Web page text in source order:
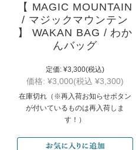
【 MAGIC MOUNTAIN
/ マジックマウンテン
】 WAKAN BAG / わか
んバッグ
定価: ¥3,300(税込)
価格: ¥3,000(税込 ¥3,300)
在庫切れ（※再入荷お知らせボタン
が付いているものは再入荷しま
す！）